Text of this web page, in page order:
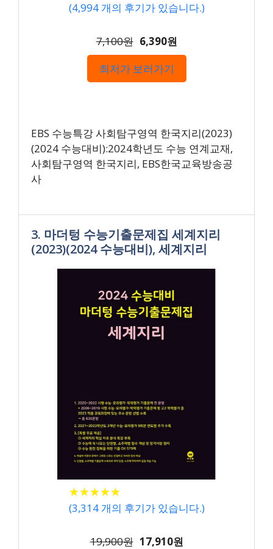
(4,994개의 후기가 있습니다.)
7,100원 6,390원
최저가 보러가기
EBS 수능특강 사회탐구영역 한국지리(2023)
(2024 수능대비):2024학년도 수능 연계교재,
사회탐구영역 한국지리, EBS한국교육방송공
사
3. 마더텅 수능기출문제집 세계지리
(2023)(2024 수능대비), 세계지리
★★★★★
★★★★★
(3,314개의 후기가 있습니다.)
19,900원 17,910원